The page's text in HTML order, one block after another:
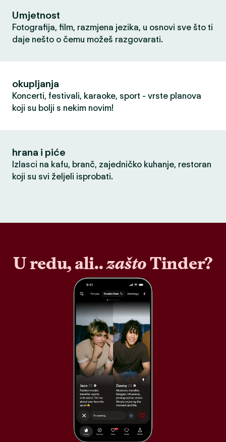
Umjetnost
Fotografija, film, razmjena jezika, u osnovi sve što ti
daje nešto o čemu možeš razgovarati.
okupljanja
Koncerti, festivali, karaoke, sport - vrste planova
koji su bolji s nekim novim!
hrana i piće
Izlasci na kafu, branč, zajedničko kuhanje, restoran
koji su svi željeli isprobati.
U redu, ali..zaštoTinder?